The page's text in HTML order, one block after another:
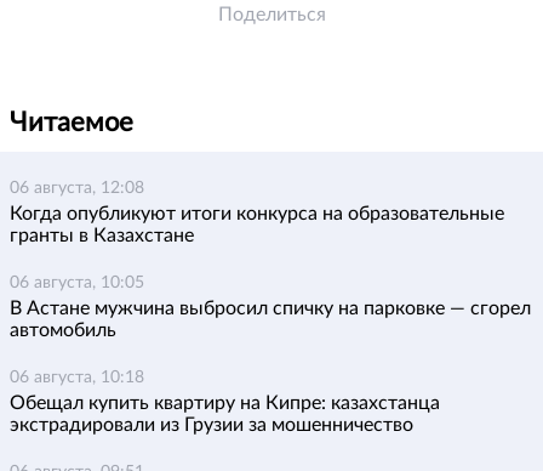
Поделиться
Читаемое
06 августа, 12:08
Когда опубликуют итоги конкурса на образовательные
гранты в Казахстане
06 августа, 10:05
В Астане мужчина выбросил спичку на парковке — сгорел
автомобиль
06 августа, 10:18
Обещал купить квартиру на Кипре: казахстанца
экстрадировали из Грузии за мошенничество